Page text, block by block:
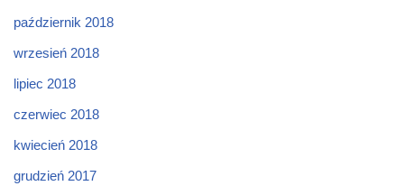
październik 2018
wrzesień 2018
lipiec 2018
czerwiec 2018
kwiecień 2018
grudzień 2017